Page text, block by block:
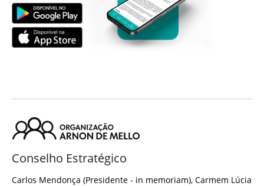
Conselho Estratégico
Carlos Mendonça (Presidente - in memoriam), Carmem Lúcia